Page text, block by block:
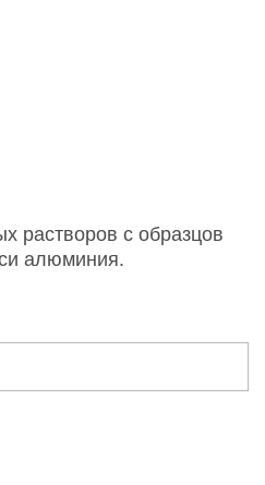
растворов с образцов
алюминия.